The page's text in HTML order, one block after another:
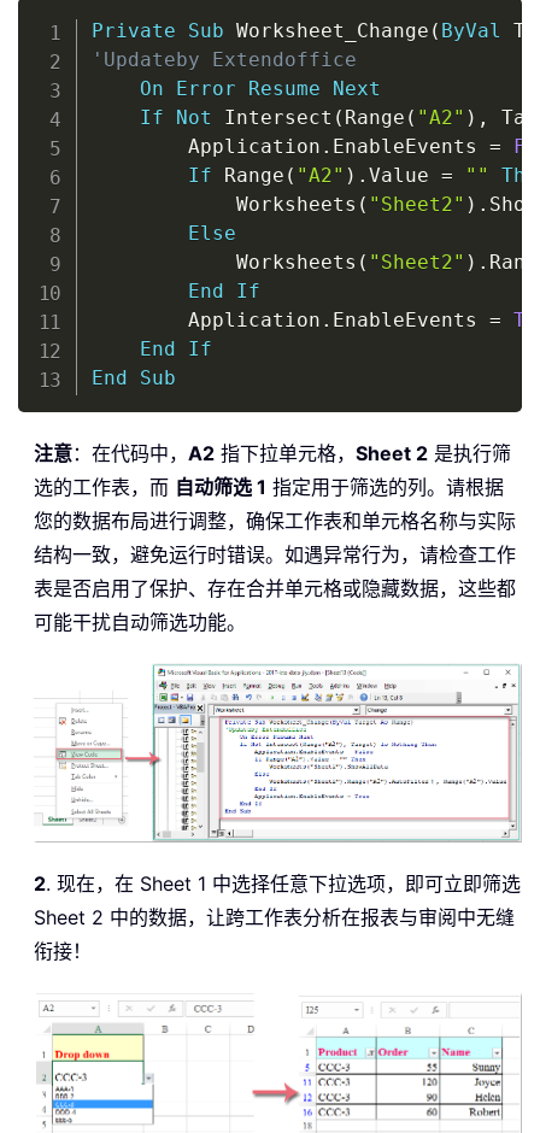
Private Sub Worksheet_Change ( ByVal
'Updateby Extendoffice
On
Error Resume
Next
If
Not Intersect ( Range ( "A2" ) ,
        Application
. EnableEvents =
If Range ( "A2" ) . Value = ""
            Worksheets
( "Sheet2" ) .
Else
            Worksheets
( "Sheet2" ) .
End
If
        Application
. EnableEvents =
End
If
End
Sub
Copy
注意：在代码中， A2 指下拉单元格， Sheet 2 是执行筛
选的工作表，而 自动筛选 1 指定用于筛选的列。请根据
您的数据布局进行调整，确保工作表和单元格名称与实际
结构一致，避免运行时错误。如遇异常行为，请检查工作
表是否启用了保护、存在合并单元格或隐藏数据，这些都
可能干扰自动筛选功能。
2. 现在，在 Sheet 1 中选择任意下拉选项，即可立即筛选
Sheet 2 中的数据，让跨工作表分析在报表与审阅中无缝
衔接！